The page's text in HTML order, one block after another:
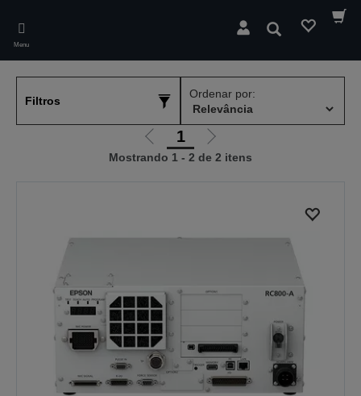
main
content
Menu
Pesquisar
Filtros
Ordenar por:
Ir
para
1
Ir
para
Mostrando 1 - 2 de 2 itens